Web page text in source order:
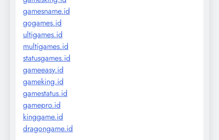
gamesname.id
gogames.id
ultigames.id
multigames.id
statusgames.id
gameeasy.id
gameking.id
gamestatus.id
gamepro.id
kinggame.id
dragongame.id